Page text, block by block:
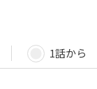
1話から